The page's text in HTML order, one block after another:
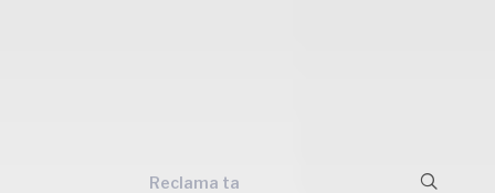
Reclama ta